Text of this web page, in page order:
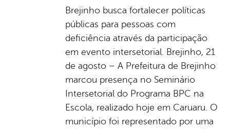
Brejinho busca fortalecer políticas
públicas para pessoas com
deficiência através da participação
em evento intersetorial. Brejinho, 21
de agosto – A Prefeitura de Brejinho
marcou presença no Seminário
Intersetorial do Programa BPC na
Escola, realizado hoje em Caruaru. O
município foi representado por uma